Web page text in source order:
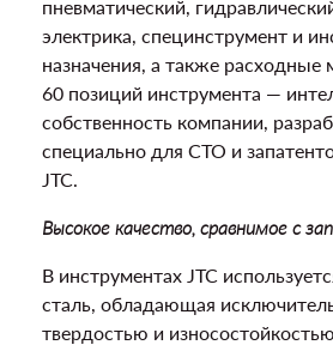
пневматический,
электрика, специнструмент и
назначения, а также
60 позиций инструмента —
собственность компании,
специально для СТО и
JTC.
Высокое качество, сравнимое с
В инструментах JTC
сталь, обладающая
твердостью и